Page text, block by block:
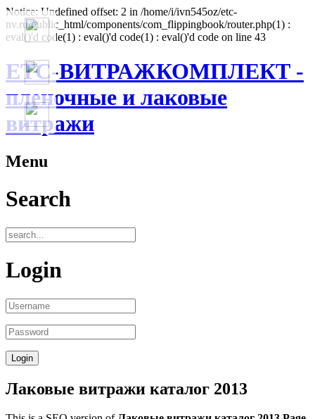
Notice: Undefined offset: 2 in /home/i/ivn545oz/etc-
nv.ru/public_html/components/com_flippingbook/router.php(1) :
eval()'d code(1) : eval()'d code(1) : eval()'d code on line 43
ЕТС-ВИТРАЖКОМПЛЕКТ -
пленочные и лаковые
витражи
Menu
Search
Login
Лаковые витражи каталог 2013